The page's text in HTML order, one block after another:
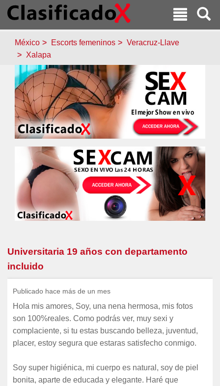
México Escorts femeninos
Veracruz-Llave
Xalapa
Universitaria 19 años con departamento
incluido
Publicado hace más de un mes
Hola mis amores, Soy, una nena hermosa, mis fotos
son 100%reales. Como podrás ver, muy sexi y
complaciente, si tu estas buscando belleza, juventud,
placer, estoy segura que estaras satisfecho conmigo.
Soy super higiénica, mi cuerpo es natural, soy de piel
bonita, aparte de educada y elegante. Haré que